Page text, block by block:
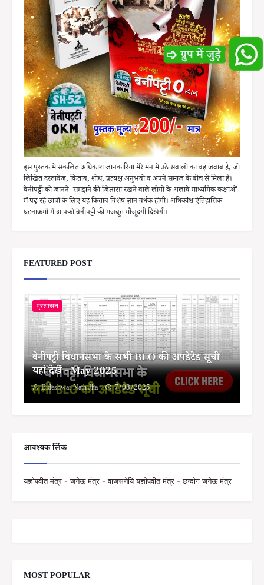
इस पुस्तक में संकलित अधिकांश जानकारियां मेरे मन में उठे सवालों का वह जवाब है, जो
लिखित दस्तावेज, किताब, शोध, प्रत्यक्ष अनुभवों व अपने समाज के बीच से मिला है।
बेनीपट्टी को जानने–समझने की जिज्ञासा रखने वाले लोगों के अलावे माध्यमिक कक्षाओं
में पढ़ रहे छात्रों के लिए यह किताब विशेष ज्ञान वर्धक होगी। अधिकांश ऐतिहासिक
घटनाक्रमों में आपको बेनीपट्टी की मजबूत मौजूदगी दिखेगी।
FEATURED POST
प्रशासन
बेनीपट्टी विधानसभा के सभी BLO की अपडेटेड सूची
यहां देखें - May 2025
Bideshwar Nath Jha 7/03/2025
आवश्यक लिंक
यज्ञोपवीत मंत्र - जनेऊ मंत्र - वाजसनेयि यज्ञोपवीत मंत्र - छन्दोग जनेऊ मंत्र
MOST POPULAR